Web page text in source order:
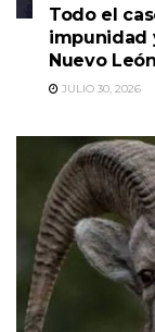
Todo el
impunidad
Nuevo León
JULIO 30, 2026